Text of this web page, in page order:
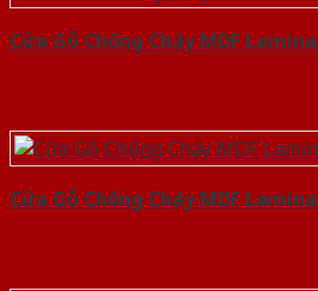
Cửa Gỗ Chống Cháy MDF
Cửa Gỗ Chống Cháy MDF